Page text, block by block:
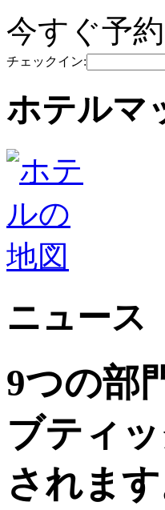
今すぐ予約
チェックイン:
ホテルマ
ニュース
9つの部
ブティ
されます